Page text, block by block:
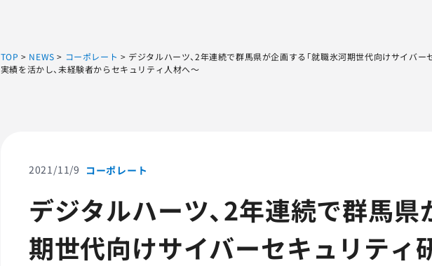
TOP > NEWS > コーポレート > デジタルハーツ、2年連続で群馬県が企画する「就職氷河期世代向けサイバ
実績を活かし、未経験者からセキュリティ人材へ～
2021/11/9 コーポレート
デジタルハーツ、2年連続で群馬県
期世代向けサイバーセキュリティ